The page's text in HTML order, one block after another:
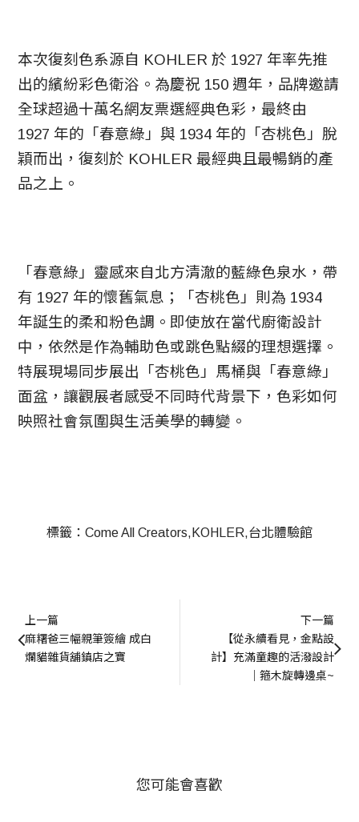
本次復刻色系源自 KOHLER 於 1927 年率先推
出的繽紛彩色衛浴。為慶祝 150 週年，品牌邀請
全球超過十萬名網友票選經典色彩，最終由
1927 年的「春意綠」與 1934 年的「杏桃色」脫
穎而出，復刻於 KOHLER 最經典且最暢銷的產
品之上。
「春意綠」靈感來自北方清澈的藍綠色泉水，帶
有 1927 年的懷舊氣息；「杏桃色」則為 1934
年誕生的柔和粉色調。即使放在當代廚衛設計
中，依然是作為輔助色或跳色點綴的理想選擇。
特展現場同步展出「杏桃色」馬桶與「春意綠」
面盆，讓觀展者感受不同時代背景下，色彩如何
映照社會氛圍與生活美學的轉變。
標籤： Come All Creators KOHLER 台北體驗館
上一篇
麻糬爸三幅親筆簽繪 成白
爛貓雜貨舖鎮店之寶
下一篇
【從永續看見，金點設
計】充滿童趣的活潑設計
｜箍木旋轉邊桌~
您可能會喜歡